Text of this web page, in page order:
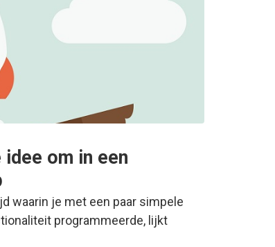
om in een
waarin je met een paar simpele
programmeerde, lijkt